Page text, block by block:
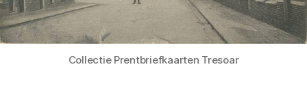
Collectie Prentbriefkaarten Tresoar